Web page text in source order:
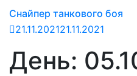
Снайпер танкового боя
21.11.202121.11.2021
День: